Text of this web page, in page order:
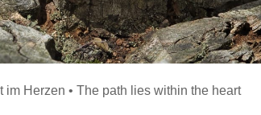
im Herzen • The path lies within the heart